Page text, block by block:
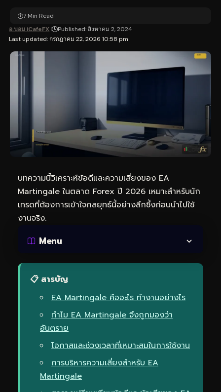
Last updated: กรกฎาคม 22, 2026 10:58 pm
อ.บอม iCafeFX Published: สิงหาคม 2, 2024
7 Min Read
บทความนี้วิเคราะห์ข้อดีและความเสี่ยงของ EA
Martingale ในตลาด Forex ปี 2026 เหมาะสำหรับนัก
เทรดที่ต้องการเข้าใจกลยุทธ์นี้อย่างลึกซึ้งก่อนนำไปใช้
งานจริง.
Menu
📋 สารบัญ
EA Martingale คืออะไร ทำงานอย่างไร
ทำไม EA Martingale จึงถูกมองว่า
อันตราย
โอกาสและช่วงเวลาที่เหมาะสมในการใช้งาน
การบริหารความเสี่ยงสำหรับ EA
Martingale